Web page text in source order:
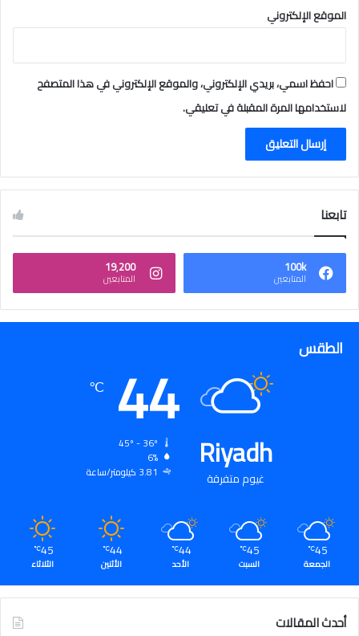
الموقع الإلكتروني
احفظ اسمي، بريدي الإلكتروني، والموقع الإلكتروني في هذا المتصفح
لاستخدامها المرة المقبلة في تعليقي.
تابعنا
100k
المتابعين
19٬200
المتابعين
الطقس
Riyadh
غيوم متفرقة
44
℃
6%
3.81 كيلومتر/ساعة
45
℃
الجمعة
45
℃
السبت
44
℃
الأحد
44
℃
الأثنين
45
℃
الثلاثاء
أحدث المقالات